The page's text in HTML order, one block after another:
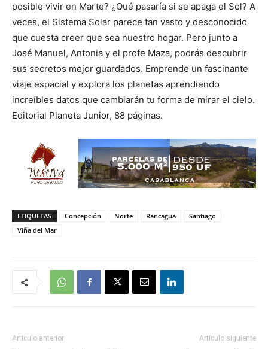
posible vivir en Marte? ¿Qué pasaría si se apaga el Sol? A
veces, el Sistema Solar parece tan vasto y desconocido
que cuesta creer que sea nuestro hogar. Pero junto a
José Manuel, Antonia y el profe Maza, podrás descubrir
sus secretos mejor guardados. Emprende un fascinante
viaje espacial y explora los planetas aprendiendo
increíbles datos que cambiarán tu forma de mirar el cielo.
Editorial Planeta Junior, 88 páginas.
ETIQUETAS Concepción Norte Rancagua
Santiago
Viña del Mar
Artículo anterior Artículo siguiente